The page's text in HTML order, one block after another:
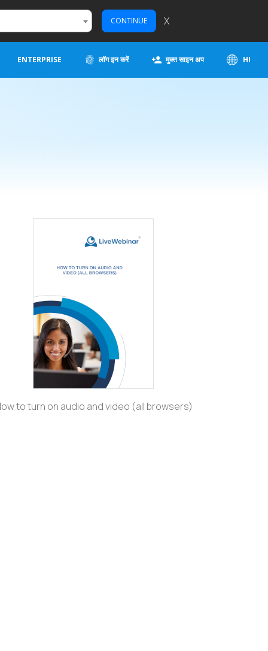
CONTINUE X
ENTERPRISE लॉग इन करें मुक्त साइन अप HI
to turn on audio and video (all browsers)